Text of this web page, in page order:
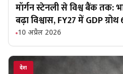
मॉर्गन स्टेनली से विश्व बैंक तक:
बढ़ा विश्वास, FY27 में GDP
10 अप्रैल 2026
देश